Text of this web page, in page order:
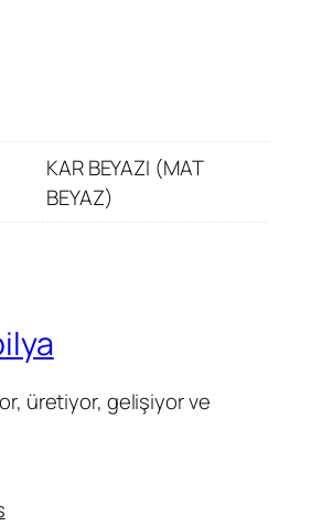
KAR BEYAZI (MAT
BEYAZ)
üretiyor, gelişiyor ve